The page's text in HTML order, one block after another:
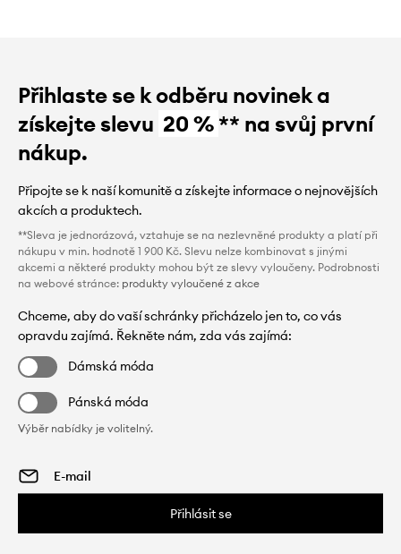
Přihlaste se k odběru novinek a
získejte slevu 20 %** na svůj první
nákup.
Připojte se k naší komunitě a získejte informace o nejnovějších
akcích a produktech.
**Sleva je jednorázová, vztahuje se na nezlevněné produkty a platí při
nákupu v min. hodnotě 1 900 Kč. Slevu nelze kombinovat s jinými
akcemi a některé produkty mohou být ze slevy vyloučeny. Podrobnosti
na webové stránce: produkty vyloučené z akce
Chceme, aby do vaší schránky přicházelo jen to, co vás
opravdu zajímá. Řekněte nám, zda vás zajímá:
Dámská móda
Pánská móda
Výběr nabídky je volitelný.
Přihlásit se